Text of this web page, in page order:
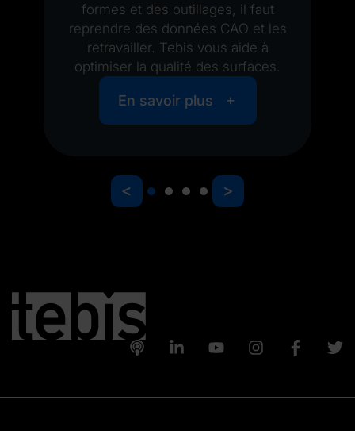
formes et des outillages, il faut
reprendre des données CAO et les
retravailler. Tebis vous aide à
optimiser la qualité des surfaces.
En savoir plus
< >